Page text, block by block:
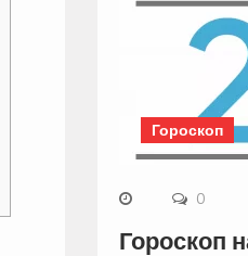
Гороскоп
0
Гороскоп